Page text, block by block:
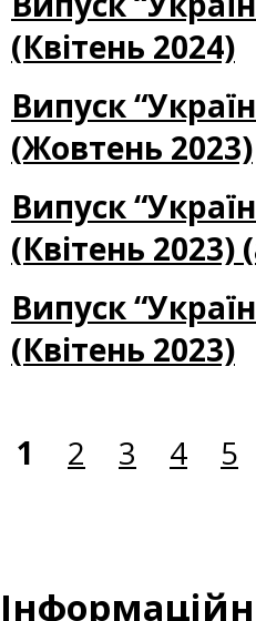
(Квітень 2024)
Випуск
(Жовтень 2023)
Випуск
(Квітень
Випуск
(Квітень 2023)
1 2 3 4 5